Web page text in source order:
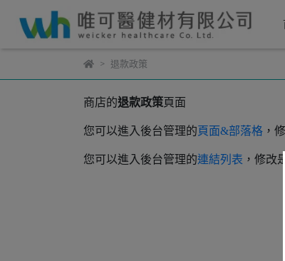
退款政策
商店的退款政策頁面
您可以進入後台管理的 頁面&部落格 ，
您可以進入後台管理的連結列表 ，修改